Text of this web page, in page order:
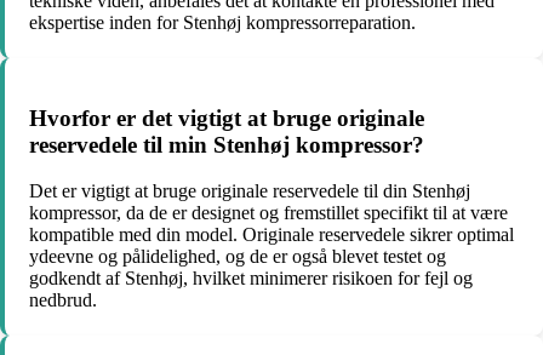
ekspertise inden for Stenhøj kompressorreparation.
Hvorfor er det vigtigt at bruge originale
reservedele til min Stenhøj kompressor?
Det er vigtigt at bruge originale reservedele til din Stenhøj
kompressor, da de er designet og fremstillet specifikt til at være
kompatible med din model. Originale reservedele sikrer optimal
ydeevne og pålidelighed, og de er også blevet testet og
godkendt af Stenhøj, hvilket minimerer risikoen for fejl og
nedbrud.